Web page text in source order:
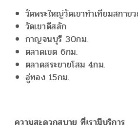
วัดพระใหญ่วัดเขาทำเทียมสกา
วัดเขาดีสลัก
กาญจนบุรี 30กม.
ตลาดเขต 6กม.
ตลาดสระยายโสม 4กม.
อู่ทอง 15กม.
ความสะดวกสบาย ที่เรามีบริการ